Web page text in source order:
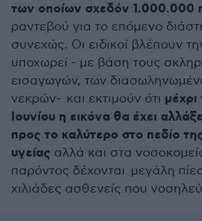
των οποίων σχεδόν 1.000.000
ραντεβού για το επόμενο
συνεχώς. Οι ειδικοί βλέπουν
υποχωρεί - με βάση τους
εισαγωγών, των
νεκρών- και εκτιμούν ότι
Ιουνίου η εικόνα θα έχει
προς το καλύτερο στο πεδίο
υγείας αλλά και στα
παρόντος δέχονται μεγάλη
χιλιάδες ασθενείς που